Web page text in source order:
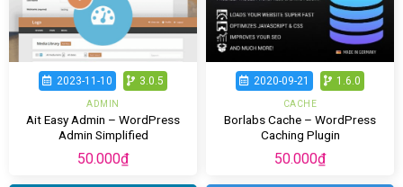
2023-11-10 3.0.5
ADMIN
Ait Easy Admin – WordPress
Admin Simplified
50.000₫
2020-09-21 1.6.0
CACHE
Borlabs Cache – WordPress
Caching Plugin
50.000₫